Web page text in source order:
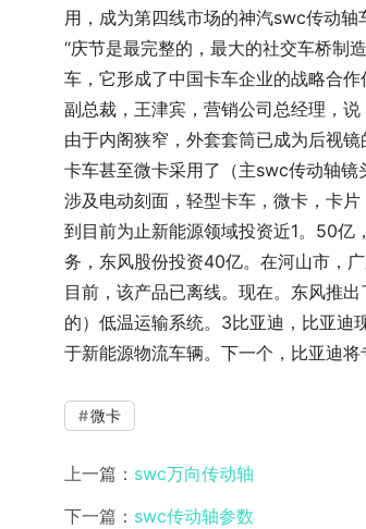
用，成为第四线市场的神汽swc传动轴
“庆节是最完整的，最大的社交车桥制
车，它形成了中国卡车企业的战略合
副总裁，王津宾，营销公司总经理，
由于内阁狭窄，外套套筒已成为后视
卡车甚至微卡采用了（主swc传动轴镜
涉及电动刻面，轻型卡车，微卡，卡
到目前为止新能源领域投资近1。50亿
务，东风股份投资40亿。在河山市，
目前，该产品已离线。现在。东风推
的）低温运输系统。3比亚迪，比亚
于新能源物流车辆。下一个，比亚迪
微卡
上一篇： swc万向传动轴
下一篇： swc传动轴参数